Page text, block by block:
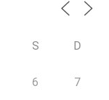
S D
6 7